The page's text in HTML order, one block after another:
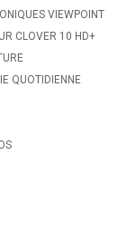
VIEWPOINT
CLOVER 10 HD+
QUOTIDIENNE